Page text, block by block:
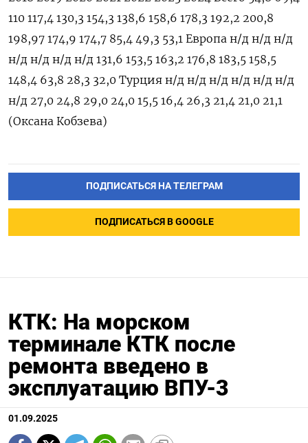
110 117,4 130,3 154,3 138,6 158,6 178,3 192,2 200,8
198,97 174,9 174,7 85,4 49,3 53,1 Европа н/д н/д н/д
н/д н/д н/д н/д 131,6 153,5 163,2 176,8 183,5 158,5
148,4 63,8 28,3 32,0 Турция н/д н/д н/д н/д н/д н/д
н/д 27,0 24,8 29,0 24,0 15,5 16,4 26,3 21,4 21,0 21,1
(Оксана Кобзева)
ПОДПИСАТЬСЯ НА ТЕЛЕГРАМ
ПОДПИСАТЬСЯ В GOOGLE
КТК: На морском
терминале КТК после
ремонта введено в
эксплуатацию ВПУ-3
01.09.2025